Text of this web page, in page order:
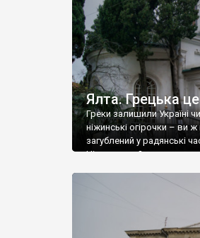
Ялта. Грецька
Греки залишили Україні
ніжинські огірочки – ви
загублений у радянські
Ніжин греки?